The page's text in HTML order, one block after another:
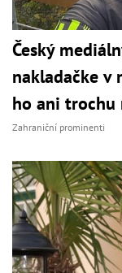
Český
nakladačke v
ho ani trochu
Zahraniční prominenti